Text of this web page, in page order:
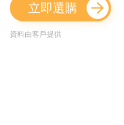
立即選購
資料由客戶提供